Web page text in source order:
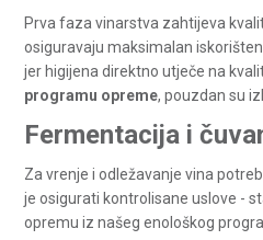
Prva faza vinarstva zahtijeva
osiguravaju maksimalan
jer higijena direktno utječe na
programu opreme, pouzdan su
Fermentacija i
Za vrenje i odležavanje vina
je osigurati kontrolisane uslove -
opremu iz našeg enološkog